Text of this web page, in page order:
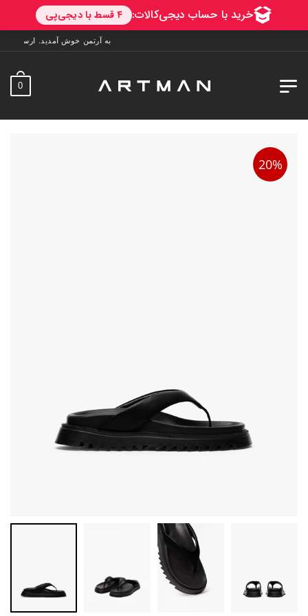
به آرتمن خوش آمدید. ارسال به سراسر ایران. 7 روز فرصت تست در منزل. 1
0
20%